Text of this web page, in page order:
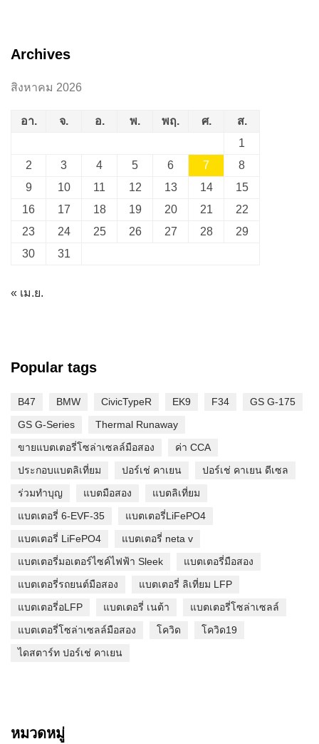
Archives
สิงหาคม 2026
อา. จ. อ. พ. พฤ. ศ.
ส.
1
2
3 4 5 6 7
8
9
10 11 12 13 14
15
16
17 18 19 20 21
22
23
24 25 26 27 28
29
30
31
« เม.ย.
Popular tags
B47 BMW CivicTypeR EK9 F34
GS G-175
GS G-Series
Thermal Runaway
ขายแบตเตอรี่โซล่าเซลล์มือสอง
ค่า CCA
ประกอบแบตลิเที่ยม
ปอร์เช่ คาเยน
ปอร์เช่ คาเยน ดีเซล
ร่วมทำบุญ
แบตมือสอง
แบตลิเที่ยม
แบตเตอรี่ 6-EVF-35
แบตเตอรี่LiFePO4
แบตเตอรี่ LiFePO4
แบตเตอรี่ neta v
แบตเตอรี่มอเตอร์ไซค์ไฟฟ้า Sleek
แบตเตอรี่มือสอง
แบตเตอรี่รถยนต์มือสอง
แบตเตอรี่ ลิเที่ยม LFP
แบตเตอรี่อLFP
แบตเตอรี่ เนต้า
แบตเตอรี่โซล่าเซลล์
แบตเตอรี่โซล่าเซลล์มือสอง
โควิด
โควิด19
ไดสตาร์ท ปอร์เช่ คาเยน
หมวดหมู่